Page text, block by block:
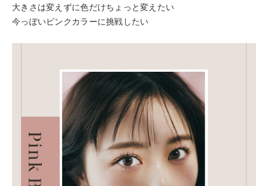
大きさは変えずに色だけちょっと変えたい
今っぽいピンクカラーに挑戦したい